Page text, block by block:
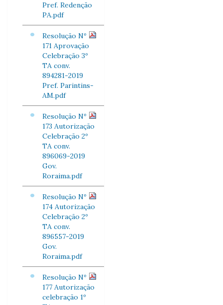
Pref. Redenção
PA.pdf
Resolução Nº
171 Aprovação
Celebração 3º
TA conv.
894281-2019
Pref. Parintins-
AM.pdf
Resolução Nº
173 Autorização
Celebração 2º
TA conv.
896069-2019
Gov.
Roraima.pdf
Resolução Nº
174 Autorização
Celebração 2º
TA conv.
896557-2019
Gov.
Roraima.pdf
Resolução Nº
177 Autorização
celebração 1º